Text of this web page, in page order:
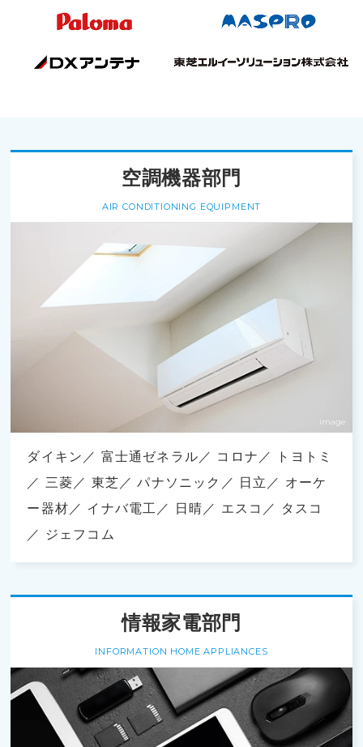
空調機器部門
AIR CONDITIONING EQUIPMENT
ダイキン 富士通ゼネラル コロナ
トヨトミ
三菱
東芝 パナソニック 日立
オーケ
ー器材
イナバ電工 日晴 エスコ
タスコ
ジェフコム
情報家電部門
INFORMATION HOME APPLIANCES